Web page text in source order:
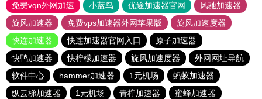
免费vqn外网加速
小蓝鸟 优途加速器官网
风驰加速器
旋风加速器
免费vps加速器外网苹果版
旋风加速度器
快连加速器
快连加速器官网入口
原子加速器
快鸭加速器
快柠檬加速器 旋风加速度器
外网网址导航
软件中心
hammer加速器 1元机场
蚂蚁加速器
纵云梯加速器
1元机场 青柠加速器
蜜蜂加速器